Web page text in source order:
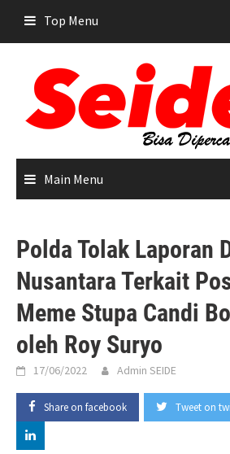
content
Top Menu
Main Menu
Polda Tolak Laporan
Nusantara Terkait
Meme Stupa Candi
oleh Roy Suryo
17/06/2022 Admin SEIDE
Share on facebook Tweet on